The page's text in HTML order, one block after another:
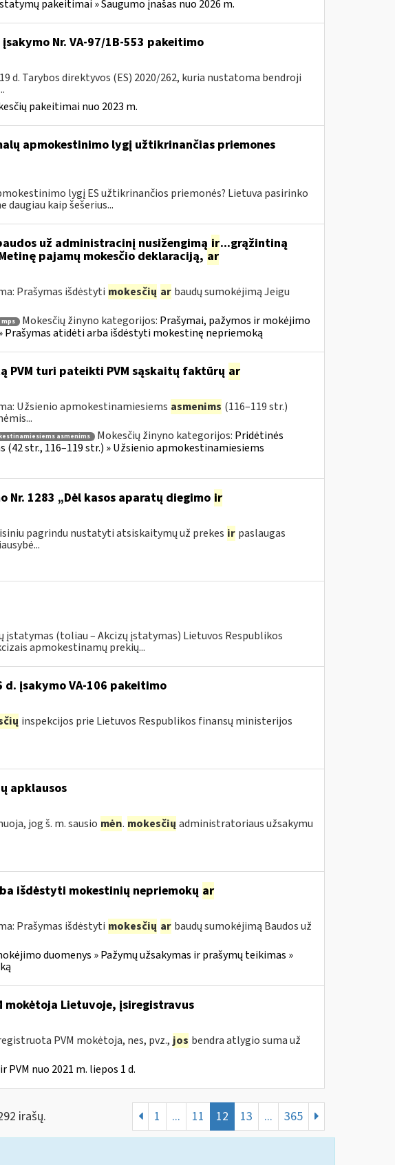
pakeitimai » Saugumo įnašas nuo 2026 m.
Nr. VA-97/1B-553 pakeitimo
d. Tarybos direktyvos (ES) 2020/262, kuria nustatoma bendroji
pakeitimai nuo 2023 m.
apmokestinimo lygį užtikrinančias priemones
lygį ES užtikrinančios priemonės? Lietuva pasirinko
kaip šešerius...
už administracinį nusižengimąir...grąžintiną
pajamų mokesčio deklaraciją, ar
Prašymas išdėstyti mokesčių ar baudų sumokėjimą Jeigu
mps Mokesčių žinyno kategorijos: Prašymai, pažymos ir mokėjimo
Prašymas atidėti arba išdėstyti mokestinę nepriemoką
PVM turi pateikti PVM sąskaitų faktūrų ar
Užsienio apmokestinamiesiems asmenims (116–119 str.)
asmenims Mokesčių žinyno kategorijos: Pridėtinės
str., 116–119 str.) » Užsienio apmokestinamiesiems
1283 „Dėl kasos aparatų diegimo ir
pagrindu nustatyti atsiskaitymų už prekes ir paslaugas
įstatymas (toliau – Akcizų įstatymas) Lietuvos Respublikos
apmokestinamų prekių...
d. įsakymo VA-106 pakeitimo
inspekcijos prie Lietuvos Respublikos finansų ministerijos
apklausos
jog š. m. sausio mėn. mokesčių administratoriaus užsakymu
išdėstyti mokestinių nepriemokų ar
Prašymas išdėstyti mokesčių ar baudų sumokėjimą Baudos už
duomenys » Pažymų užsakymas ir prašymų teikimas »
mokėtoja Lietuvoje, įsiregistravus
PVM mokėtoja, nes, pvz., jos bendra atlygio suma už
PVM nuo 2021 m. liepos 1 d.
irašų. 1 ... 11 12 13 ... 365